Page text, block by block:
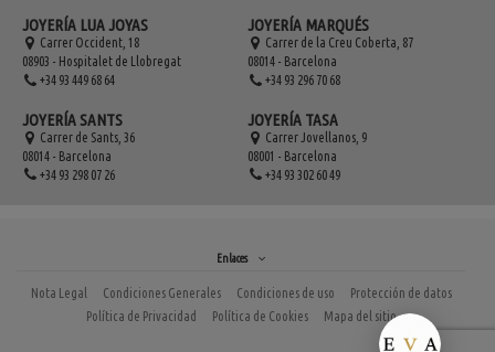
JOYERÍA LUA JOYAS
Carrer Occident, 18
08903 - Hospitalet de Llobregat
+34 93 449 68 64
JOYERÍA SANTS
Carrer de Sants, 36
08014 - Barcelona
+34 93 298 07 26
JOYERÍA MARQUÉS
Carrer de la Creu Coberta, 87
08014 - Barcelona
+34 93 296 70 68
JOYERÍA TASA
Carrer Jovellanos, 9
08001 - Barcelona
+34 93 302 60 49
Enlaces
Nota Legal Condiciones Generales Condiciones de uso
Protección de datos
Política de Privacidad
Política de Cookies Mapa del sitio